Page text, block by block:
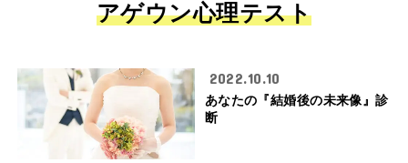
アゲウン心理テスト
2022.10.10
あなたの『結婚後の未来像』診
断